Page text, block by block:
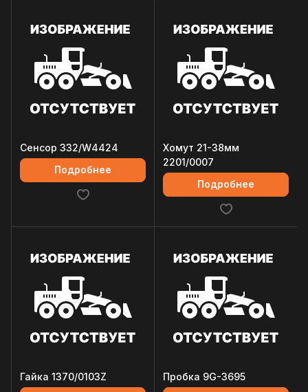
Сенсор 332/W4424
Подробнее
Хомут 21-38мм
2201/0007
Подробнее
Гайка 1370/0103Z Пробка 9G-3695